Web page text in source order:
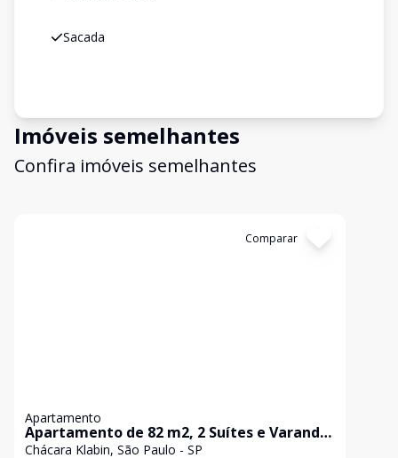
Sacada
Imóveis semelhantes
Confira imóveis semelhantes
Comparar
Apartamento
Apartamento de 82 m2, 2 Suítes e Varanda
Gourmet na Chácara Klabin
Chácara Klabin, São Paulo - SP